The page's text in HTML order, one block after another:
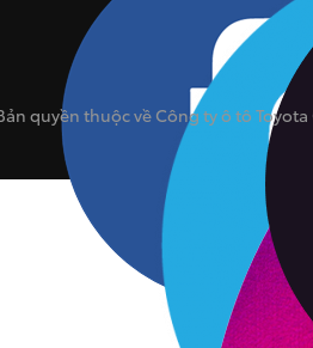
quyền thuộc về Công ty ô tô